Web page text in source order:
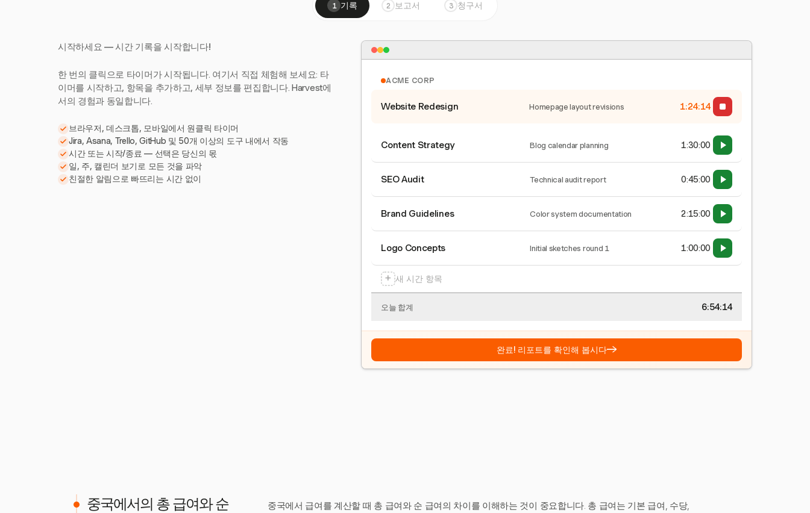
1 기록 2 보고서 3 청구서
시작하세요 — 시간 기록을 시작합니다!
한 번의 클릭으로 타이머가 시작됩니다. 여기서 직접 체험해 보세요: 타
이머를 시작하고, 항목을 추가하고, 세부 정보를 편집합니다. Harvest에
서의 경험과 동일합니다.
브라우저, 데스크톱, 모바일에서 원클릭 타이머
Jira, Asana, Trello, GitHub 및 50개 이상의 도구 내에서 작동
시간 또는 시작/종료 — 선택은 당신의 몫
일, 주, 캘린더 보기로 모든 것을 파악
친절한 알림으로 빠뜨리는 시간 없이
ACME CORP
Website Redesign Homepage layout revisions 1:24:15
Content Strategy Blog calendar planning 1:30:00
SEO Audit Technical audit report 0:45:00
Brand Guidelines Color system documentation 2:15:00
Logo Concepts Initial sketches round 1 1:00:00
+ 새 시간 항목
오늘 합계 6:54:15
완료! 리포트를 확인해 봅시다→
중국에서의 총 급여와 순
중국에서 급여를 계산할 때 총 급여와 순 급여의 차이를 이해하는 것이 중요합니다. 총 급여는 기본 급여, 수당,